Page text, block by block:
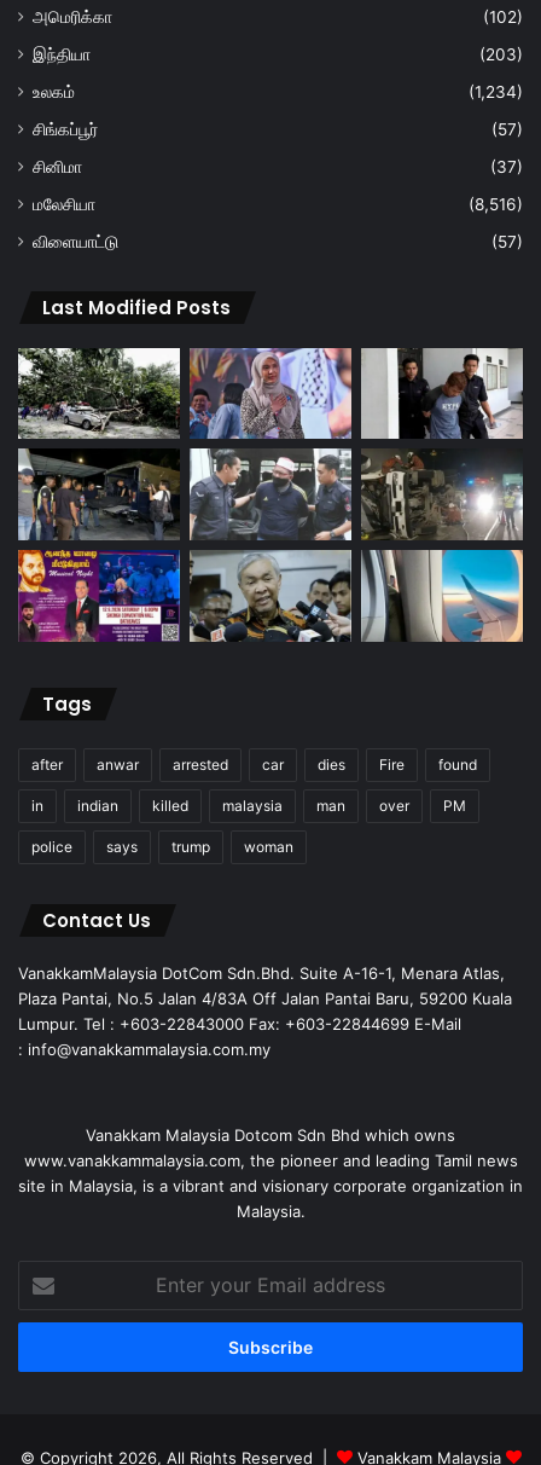
அமெரிக்கா
(102)
இந்தியா
(203)
உலகம்
(1,234)
சிங்கப்பூர்
(57)
சினிமா
(37)
மலேசியா
(8,516)
விளையாட்டு
(57)
Last Modified Posts
Tags
after anwar arrested car dies Fire found
in indian killed malaysia man over PM
police says trump woman
Contact Us
VanakkamMalaysia DotCom Sdn.Bhd. Suite A-16-1, Menara Atlas,
Plaza Pantai, No.5 Jalan 4/83A Off Jalan Pantai Baru, 59200 Kuala
Lumpur. Tel : +603-22843000 Fax: +603-22844699 E-Mail
: info@vanakkammalaysia.com.my
Vanakkam Malaysia Dotcom Sdn Bhd which owns
www.vanakkammalaysia.com, the pioneer and leading Tamil news
site in Malaysia, is a vibrant and visionary corporate organization in
Malaysia.
your
Email
© Copyright 2026, All Rights Reserved | Vanakkam Malaysia